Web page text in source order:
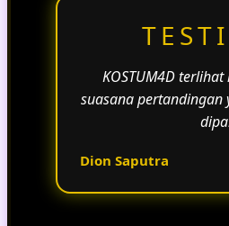
KOSTUM4D
suasana pertandingan
Dion Saputra